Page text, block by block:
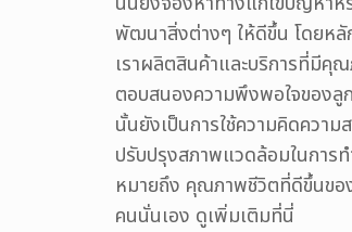
พัฒนาสิ่งต่างๆ ให้ดีขึ้น โดยหลั
เราผลิตสินค้าและบริการที่มีคุ
ตอบสนองความพึงพอใจของลู
นั้นยังเป็นการใช้ความคิดความ
ปรับปรุงสภาพแวดล้อมในการ
หมายถึง คุณภาพชีวิตที่ดีขึ้นข
คนนั่นเอง ดูเพิ่มเติมที่นี่